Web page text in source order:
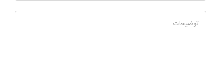
توضیحات